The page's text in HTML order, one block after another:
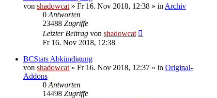
von shadowcat » Fr 16. Nov 2018, 12:38 » in Archiv
0 Antworten
23488 Zugriffe
Letzter Beitrag von shadowcat
Fr 16. Nov 2018, 12:38
BCStats Abkündigung
von shadowcat » Fr 16. Nov 2018, 12:37 » in Original-
Addons
0 Antworten
14498 Zugriffe